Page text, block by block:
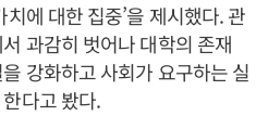
에 대한 집중’을 제시했다. 관
과감히 벗어나 대학의 존재
강화하고 사회가 요구하는 실
다고 봤다.